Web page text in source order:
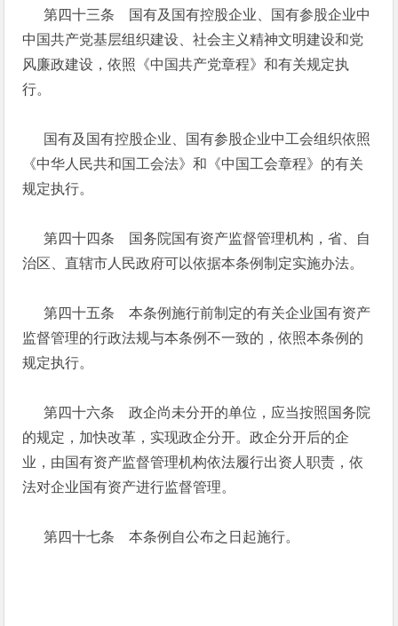
第四十三条 国有及国有控股企业、国有参股企业中
中国共产党基层组织建设、社会主义精神文明建设和党
风廉政建设，依照《中国共产党章程》和有关规定执
行。
国有及国有控股企业、国有参股企业中工会组织依照
《中华人民共和国工会法》和《中国工会章程》的有关
规定执行。
第四十四条 国务院国有资产监督管理机构，省、自
治区、直辖市人民政府可以依据本条例制定实施办法。
第四十五条 本条例施行前制定的有关企业国有资产
监督管理的行政法规与本条例不一致的，依照本条例的
规定执行。
第四十六条 政企尚未分开的单位，应当按照国务院
的规定，加快改革，实现政企分开。政企分开后的企
业，由国有资产监督管理机构依法履行出资人职责，依
法对企业国有资产进行监督管理。
第四十七条 本条例自公布之日起施行。